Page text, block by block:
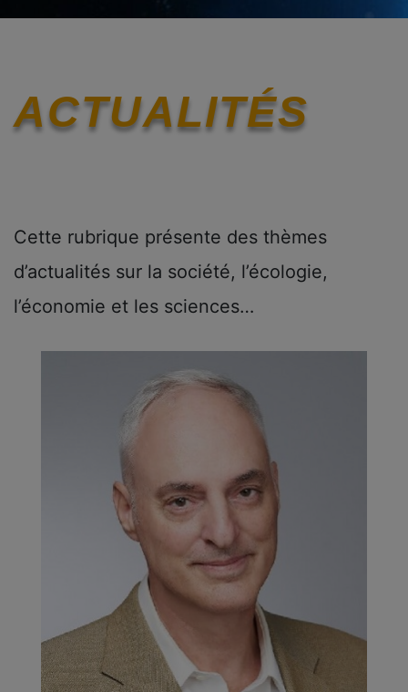
ACTUALITÉS
Cette rubrique présente des thèmes
d’actualités sur la société, l’écologie,
l’économie et les sciences…